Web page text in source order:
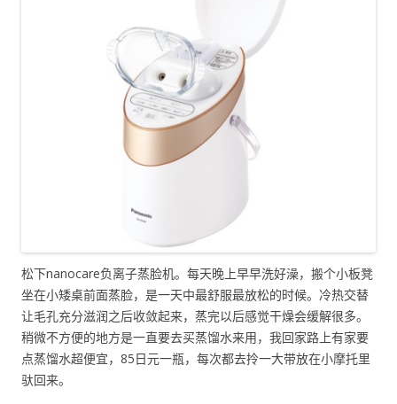
松下nanocare负离子蒸脸机。每天晚上早早洗好澡，搬个小板凳
坐在小矮桌前面蒸脸，是一天中最舒服最放松的时候。冷热交替
让毛孔充分滋润之后收敛起来，蒸完以后感觉干燥会缓解很多。
稍微不方便的地方是一直要去买蒸馏水来用，我回家路上有家要
点蒸馏水超便宜，85日元一瓶，每次都去拎一大带放在小摩托里
驮回来。